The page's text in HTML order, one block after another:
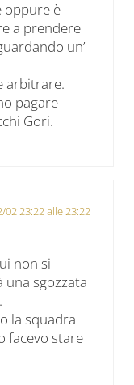
oppure è
a prendere
un’
arbitrare.
pagare
Gori.
02 23:22 alle 23:22
non si
una sgozzata
la squadra
facevo stare